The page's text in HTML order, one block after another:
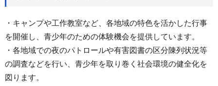
・キャンプや工作教室など、各地域の特色を活かした行事
を開催し、青少年のための体験機会を提供しています。
・各地域での夜のパトロールや有害図書の区分陳列状況等
の調査などを行い、青少年を取り巻く社会環境の健全化を
図ります。